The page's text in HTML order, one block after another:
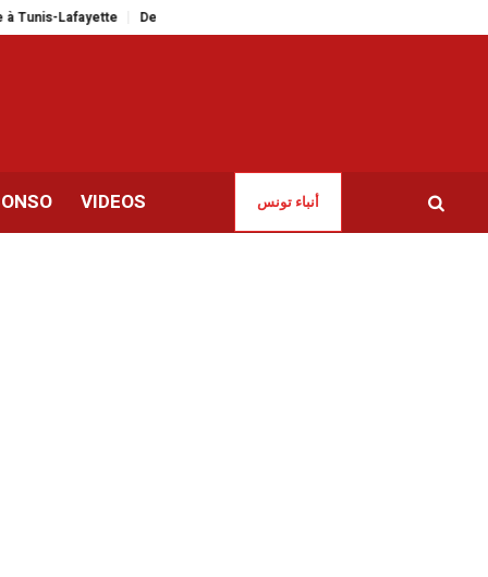
Lafayette Des Tunisiens à l’étranger dénoncent «la dégradation des
VIDEOS أنباء تونس